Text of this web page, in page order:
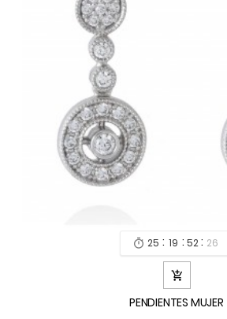
 25 : 19 : 52 : 24

PENDIENTES MUJER